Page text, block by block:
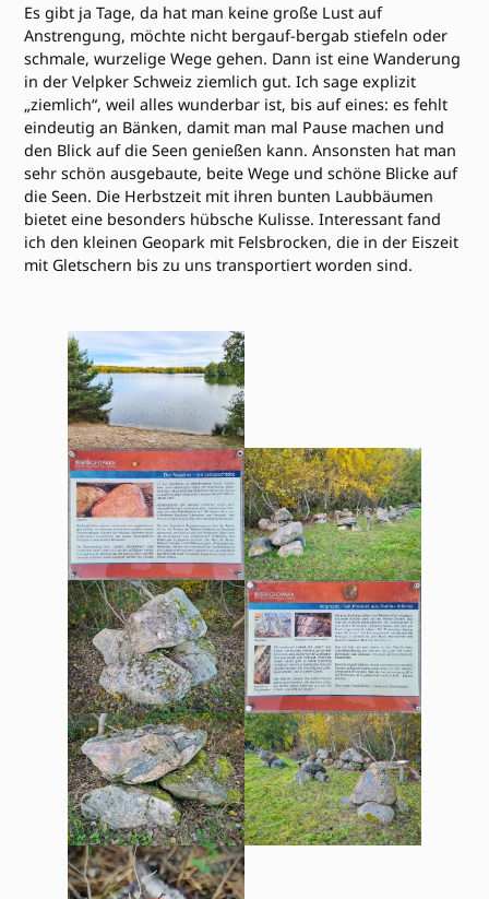
Es gibt ja Tage, da hat man keine große Lust auf
Anstrengung, möchte nicht bergauf-bergab stiefeln oder
schmale, wurzelige Wege gehen. Dann ist eine Wanderung
in der Velpker Schweiz ziemlich gut. Ich sage explizit
„ziemlich“, weil alles wunderbar ist, bis auf eines: es fehlt
eindeutig an Bänken, damit man mal Pause machen und
den Blick auf die Seen genießen kann. Ansonsten hat man
sehr schön ausgebaute, beite Wege und schöne Blicke auf
die Seen. Die Herbstzeit mit ihren bunten Laubbäumen
bietet eine besonders hübsche Kulisse. Interessant fand
ich den kleinen Geopark mit Felsbrocken, die in der Eiszeit
mit Gletschern bis zu uns transportiert worden sind.